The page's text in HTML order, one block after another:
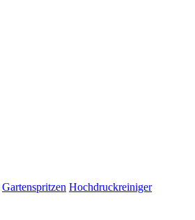
Gartenspritzen Hochdruckreiniger